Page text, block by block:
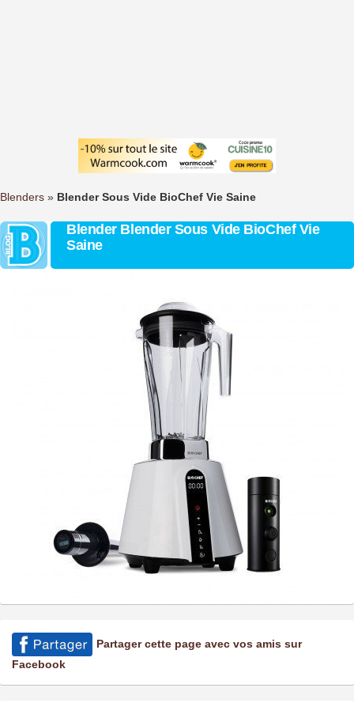
Blenders » Blender Sous Vide BioChef Vie Saine
Blender Blender Sous Vide BioChef Vie
Saine
Partager cette page avec vos amis sur
Facebook